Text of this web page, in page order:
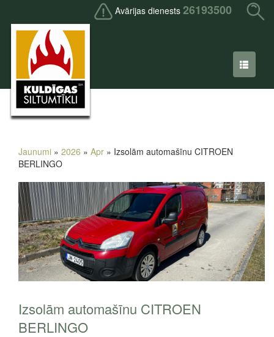
Avārijas dienests 26193500
Jaunumi » 2026 » Apr » Izsolām automašīnu CITROEN
BERLINGO
Izsolām automašīnu CITROEN
BERLINGO